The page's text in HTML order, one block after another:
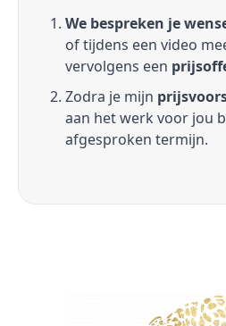
We bespreken je
of tijdens een video
vervolgens een
Zodra je mijn
aan het werk voor jou
afgesproken termijn.